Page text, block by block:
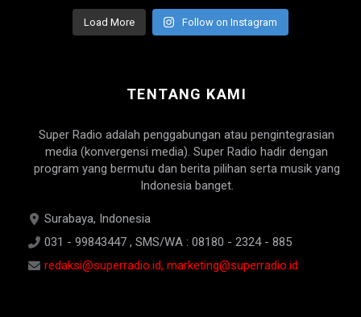
Load More Follow on Instagram
TENTANG KAMI
Super Radio adalah penggabungan atau pengintegrasian
media (konvergensi media). Super Radio hadir dengan
program yang bermutu dan berita pilihan serta musik yang
Indonesia banget.
Surabaya, Indonesia
031 - 99843447 , SMS/WA : 08180 - 2324 - 885
redaksi@superradio.id, marketing@superradio.id